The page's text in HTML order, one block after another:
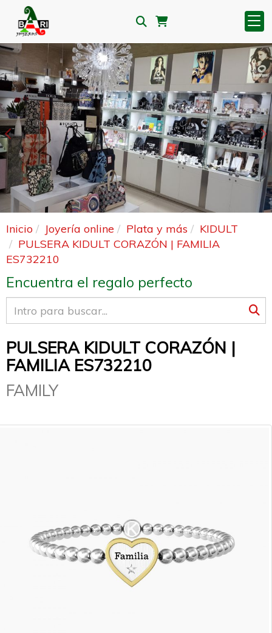
Anterior
Inicio Joyería online Plata y más
KIDULT
PULSERA KIDULT CORAZÓN | FAMILIA
ES732210
Encuentra el regalo perfecto
PULSERA KIDULT CORAZÓN |
FAMILIA ES732210
FAMILY